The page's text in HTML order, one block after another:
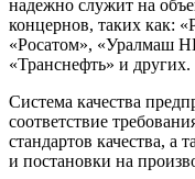
надежно служит на
концернов, таких как:
«Росатом», «Уралмаш
«Транснефть» и других.
Система качества
соответствие
стандартов качества, а
и постановки на